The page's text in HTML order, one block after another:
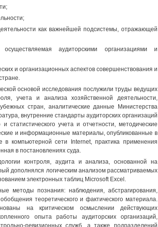
как важнейшей подсистемы, отражающей
аудиторскими организациями и
и организационных аспектов совершенствования и
основой исследования послужили труды ведущих
учета и анализа хозяйственной деятельности,
стран, аналитические данные Министерства
внутренние стандарты аудиторских организаций
статистического учета и отчетности, методические
и информационные материалы, опубликованные в
в компьютерной сети Internet, практика применения
в постановлениях суда.
контроля, аудита и анализа, основанной на
дополнялся логическим анализом рассматриваемых
электронных таблиц Microsoft Excel.
методы познания: наблюдения, абстрагирования,
теоретического и фактического материала.
на критическом осмыслении действующих
опыта работы аудиторских организаций,
ревизионных служб, а также подразделений